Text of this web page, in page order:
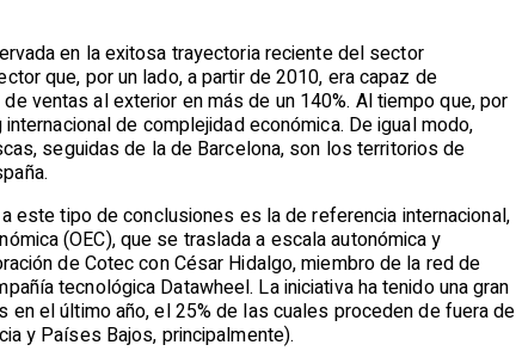
en la exitosa trayectoria reciente del sector
que, por un lado, a partir de 2010, era capaz de
ventas al exterior en más de un 140%. Al tiempo que, por
de complejidad económica. De igual modo,
seguidas de la de Barcelona, son los territorios de
este tipo de conclusiones es la de referencia internacional,
(OEC), que se traslada a escala autonómica y
de Cotec con César Hidalgo, miembro de la red de
tecnológica Datawheel. La iniciativa ha tenido una gran
en el último año, el 25% de las cuales proceden de fuera de
y Países Bajos, principalmente).